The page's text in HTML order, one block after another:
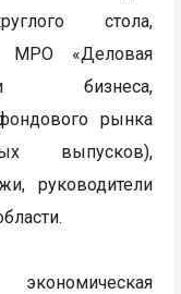
стола,
МРО «Деловая
бизнеса,
рынка
выпусков),
руководители